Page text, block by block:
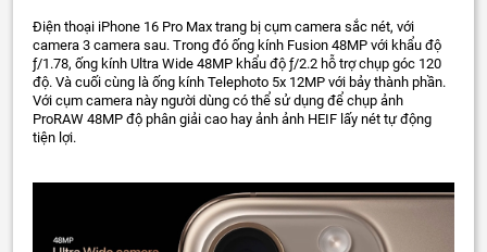
Điện thoại iPhone 16 Pro Max trang bị cụm camera sắc nét, với
camera 3 camera sau. Trong đó ống kính Fusion 48MP với khẩu độ
ƒ/1.78, ống kính Ultra Wide 48MP khẩu độ ƒ/2.2 hỗ trợ chụp góc 120
độ. Và cuối cùng là ống kính Telephoto 5x 12MP với bảy thành phần.
Với cụm camera này người dùng có thể sử dụng để chụp ảnh
ProRAW 48MP độ phân giải cao hay ảnh ảnh HEIF lấy nét tự động
tiện lợi.